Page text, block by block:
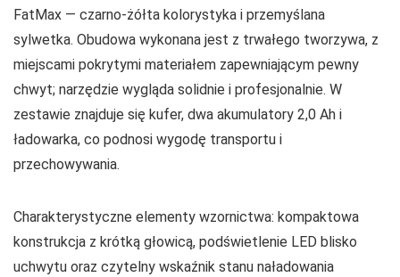
FatMax — czarno-żółta kolorystyka i przemyślana
sylwetka. Obudowa wykonana jest z trwałego tworzywa, z
miejscami pokrytymi materiałem zapewniającym pewny
chwyt; narzędzie wygląda solidnie i profesjonalnie. W
zestawie znajduje się kufer, dwa akumulatory 2,0 Ah i
ładowarka, co podnosi wygodę transportu i
przechowywania.
Charakterystyczne elementy wzornictwa: kompaktowa
konstrukcja z krótką głowicą, podświetlenie LED blisko
uchwytu oraz czytelny wskaźnik stanu naładowania